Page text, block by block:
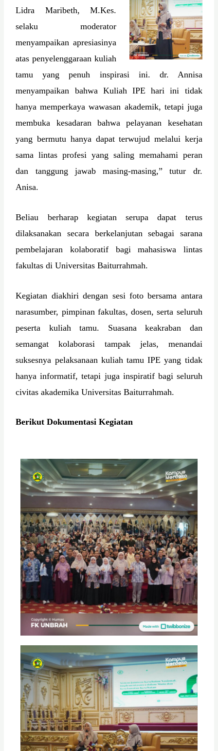
Lidra Maribeth, M.Kes.
selaku moderator
menyampaikan apresiasinya
atas penyelenggaraan kuliah
tamu yang penuh inspirasi ini. dr. Annisa
menyampaikan bahwa Kuliah IPE hari ini tidak
hanya memperkaya wawasan akademik, tetapi juga
membuka kesadaran bahwa pelayanan kesehatan
yang bermutu hanya dapat terwujud melalui kerja
sama lintas profesi yang saling memahami peran
dan tanggung jawab masing-masing,” tutur dr.
Anisa.
Beliau berharap kegiatan serupa dapat terus
dilaksanakan secara berkelanjutan sebagai sarana
pembelajaran kolaboratif bagi mahasiswa lintas
fakultas di Universitas Baiturrahmah.
Kegiatan diakhiri dengan sesi foto bersama antara
narasumber, pimpinan fakultas, dosen, serta seluruh
peserta kuliah tamu. Suasana keakraban dan
semangat kolaborasi tampak jelas, menandai
suksesnya pelaksanaan kuliah tamu IPE yang tidak
hanya informatif, tetapi juga inspiratif bagi seluruh
civitas akademika Universitas Baiturrahmah.
Berikut Dokumentasi Kegiatan